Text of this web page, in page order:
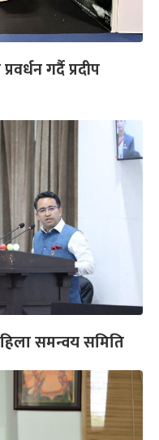
गर्दै प्रदीप
समन्वय समिति